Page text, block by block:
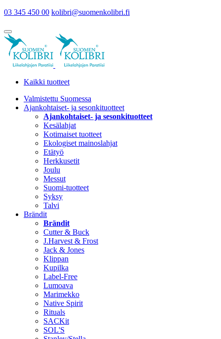
03 345 450 00 kolibri@suomenkolibri.fi
Kaikki tuotteet
Valmistettu Suomessa
Ajankohtaiset- ja sesonkituotteet
Ajankohtaiset- ja sesonkituotteet
Kesälahjat
Kotimaiset tuotteet
Ekologiset mainoslahjat
Etätyö
Herkkusetit
Joulu
Messut
Suomi-tuotteet
Syksy
Talvi
Brändit
Brändit
Cutter & Buck
J.Harvest & Frost
Jack & Jones
Klippan
Kupilka
Label-Free
Lumoava
Marimekko
Native Spirit
Rituals
SACKit
SOL'S